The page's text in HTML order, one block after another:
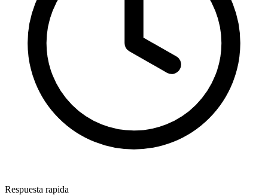
Respuesta rapida